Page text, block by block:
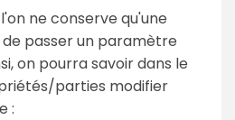
ne conserve qu'une
de passer un paramètre
on pourra savoir dans le
parties modifier
: